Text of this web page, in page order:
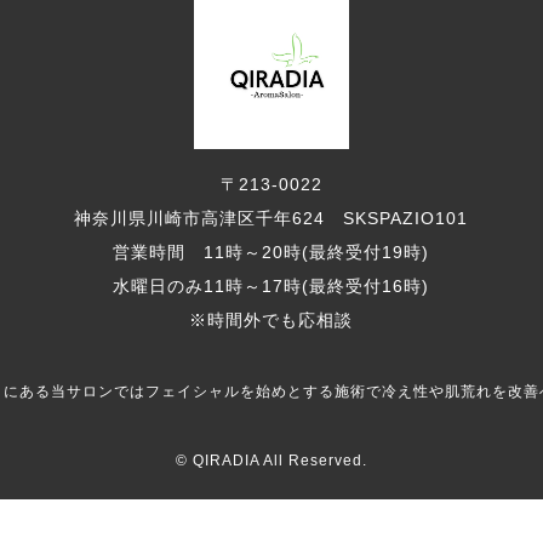
〒213-0022
神奈川県川崎市高津区千年624 SKSPAZIO101
営業時間 11時～20時(最終受付19時)
水曜日のみ11時～17時(最終受付16時)
※時間外でも応相談
ある当サロンではフェイシャルを始めとする施術で冷え性や肌荒れを改善
© QIRADIA All Reserved.